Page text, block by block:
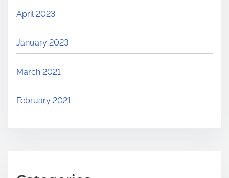
April 2023
January 2023
March 2021
February 2021